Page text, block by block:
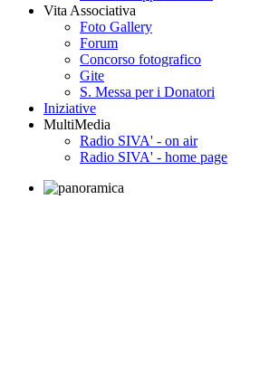
Vita Associativa
Foto Gallery
Forum
Concorso fotografico
Gite
S. Messa per i Donatori
Iniziative
MultiMedia
Radio SIVA' - on air
Radio SIVA' - home page